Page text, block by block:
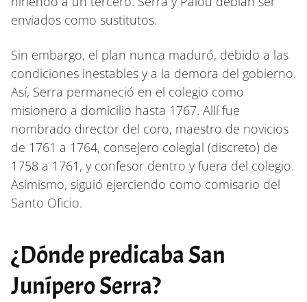
enviados como sustitutos.
Sin embargo, el plan nunca maduró, debido a las
condiciones inestables y a la demora del gobierno.
Así, Serra permaneció en el colegio como
misionero a domicilio hasta 1767. Allí fue
nombrado director del coro, maestro de novicios
de 1761 a 1764, consejero colegial (discreto) de
1758 a 1761, y confesor dentro y fuera del colegio.
Asimismo, siguió ejerciendo como comisario del
Santo Oficio.
¿Dónde predicaba San
Junípero Serra?